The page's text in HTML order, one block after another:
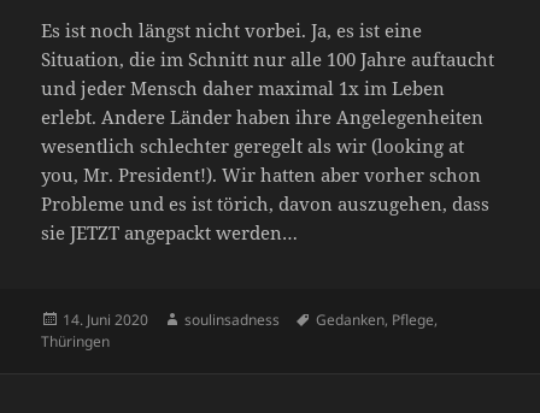
Es ist noch längst nicht vorbei. Ja, es ist eine
Situation, die im Schnitt nur alle 100 Jahre auftaucht
und jeder Mensch daher maximal 1x im Leben
erlebt. Andere Länder haben ihre Angelegenheiten
wesentlich schlechter geregelt als wir (looking at
you, Mr. President!). Wir hatten aber vorher schon
Probleme und es ist törich, davon auszugehen, dass
sie JETZT angepackt werden…
Veröffentlicht
am
14. Juni 2020 Autor
soulinsadness Schlagwörter
Gedanken, Pflege,
Thüringen